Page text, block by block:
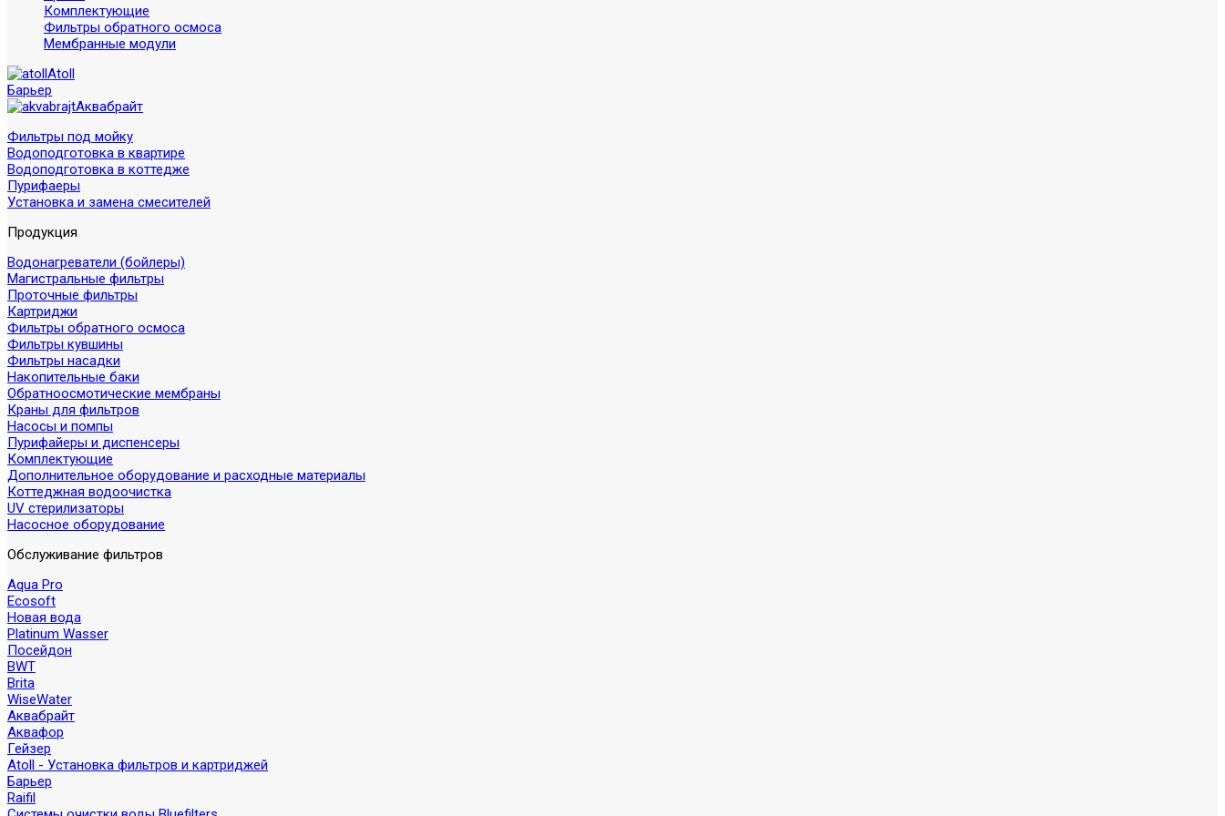
Комплектующие
Фильтры обратного осмоса
Мембранные модули
Atoll
Барьер
Аквабрайт
Фильтры под мойку
Водоподготовка в квартире
Водоподготовка в коттедже
Пурифаеры
Установка и замена смесителей
Продукция
Водонагреватели (бойлеры)
Магистральные фильтры
Проточные фильтры
Картриджи
Фильтры обратного осмоса
Фильтры кувшины
Фильтры насадки
Накопительные баки
Обратноосмотические мембраны
Краны для фильтров
Насосы и помпы
Пурифайеры и диспенсеры
Комплектующие
Дополнительное оборудование и расходные материалы
Коттеджная водоочистка
UV стерилизаторы
Насосное оборудование
Обслуживание фильтров
Aqua Pro
Ecosoft
Новая вода
Platinum Wasser
Посейдон
BWT
Brita
WiseWater
Аквабрайт
Аквафор
Гейзер
Atoll - Установка фильтров и картриджей
Барьер
Raifil